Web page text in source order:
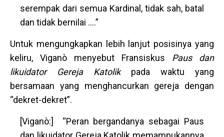
serempak dari semua Kardinal, tidak sah, batal
dan tidak bernilai ….”
Untuk mengungkapkan lebih lanjut posisinya yang
keliru, Viganò menyebut Fransiskus Paus dan
likuidator Gereja Katolik pada waktu yang
bersamaan yang menghancurkan gereja dengan
“dekret-dekret”.
[Viganò:] “Peran bergandanya sebagai Paus